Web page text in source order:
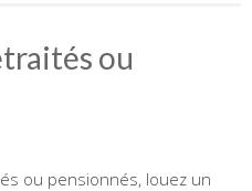
ou
ou pensionnés, louez un